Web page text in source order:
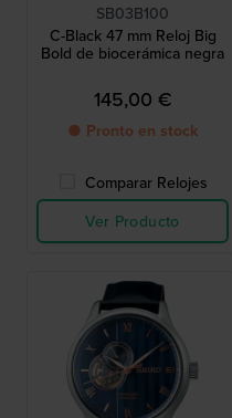
SB03B100
C-Black 47 mm Reloj Big
Bold de biocerámica negra
145,00 €
● Pronto en stock
Comparar Relojes
Ver Producto